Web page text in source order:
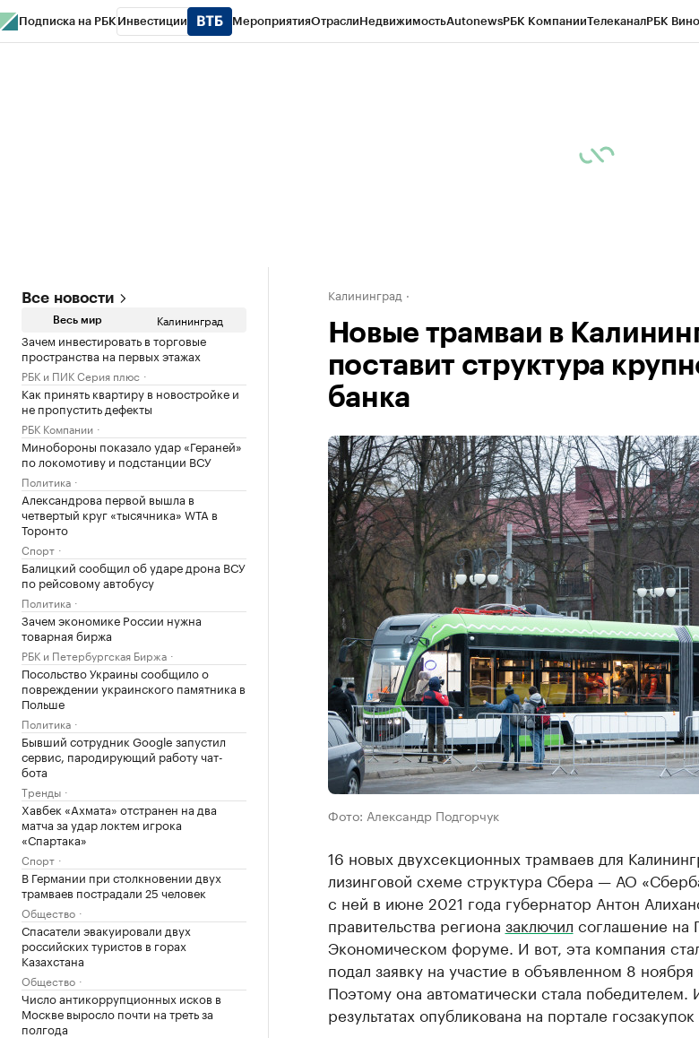
Подписка на РБК Инвестиции МероприятияОтраслиНедвижимостьAutonewsРБК КомпанииТелеканалРБК Вино
Все новости
Весь мир Калининград
Зачем инвестировать в торговые
пространства на первых этажах
РБК и ПИК Серия плюс
Как принять квартиру в новостройке и
не пропустить дефекты
РБК Компании
Минобороны показало удар «Гераней»
по локомотиву и подстанции ВСУ
Политика
Александрова первой вышла в
четвертый круг «тысячника» WTA в
Торонто
Спорт
Балицкий сообщил об ударе дрона ВСУ
по рейсовому автобусу
Политика
Зачем экономике России нужна
товарная биржа
РБК и Петербургская Биржа
Посольство Украины сообщило о
повреждении украинского памятника в
Польше
Политика
Бывший сотрудник Google запустил
сервис, пародирующий работу чат-
бота
Тренды
Хавбек «Ахмата» отстранен на два
матча за удар локтем игрока
«Спартака»
Спорт
В Германии при столкновении двух
трамваев пострадали 25 человек
Общество
Спасатели эвакуировали двух
российских туристов в горах
Казахстана
Общество
Число антикоррупционных исков в
Москве выросло почти на треть за
полгода
Калининград
Новые трамваи в
поставит структура
банка
Фото: Александр Подгорчук
16 новых двухсекционных трамваев для
лизинговой схеме структура Сбера — АО
с ней в июне 2021 года губернатор Антон
правительства региона заключил соглашение на
Экономическом форуме. И вот, эта компания
подал заявку на участие в объявленном 8
Поэтому она автоматически стала
результатах опубликована на портале